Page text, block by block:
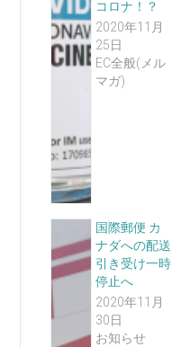
コロナ！？
2020年11月
25日
EC全般(メル
マガ)
国際郵便 カ
ナダへの配送
引き受け一時
停止へ
2020年11月
30日
お知らせ